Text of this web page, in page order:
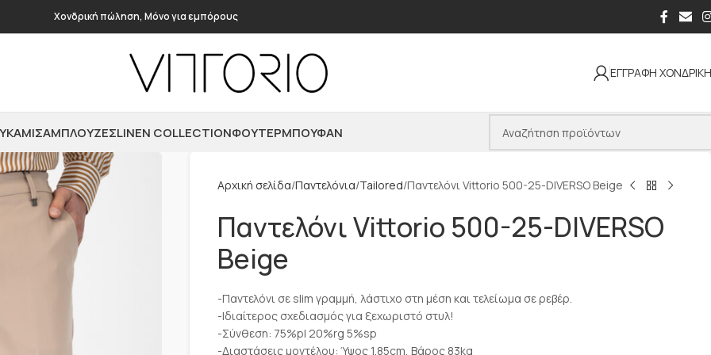
Χονδρική πώληση, Μόνο για εμπόρους
ΕΓΓΡΑΦΗ
ΜΠΛΟΎΖΕΣLINEN COLLECTIONΦΟΎΤΕΡΜΠΟΥΦΆΝ
Αρχική σελίδα Παντελόνια Tailored Παντελόνι Vittorio 500-25-DIVERSO Beige
Παντελόνι Vittorio 500-25-DIVERSO
Beige
-Παντελόνι σε slim γραμμή, λάστιχο στη μέση και τελείωμα σε ρεβέρ.
-Ιδιαίτερος σχεδιασμός για ξεχωριστό στυλ!
-Σύνθεση: 75%pl 20%rg 5%sp
-Διαστάσεις μοντέλου: Ύψος 1.85cm, Βάρος 83kg